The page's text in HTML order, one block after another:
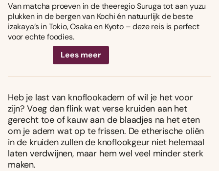
Van matcha proeven in de theeregio Suruga tot aan yuzu
plukken in de bergen van Kochi én natuurlijk de beste
izakaya’s in Tokio, Osaka en Kyoto – deze reis is perfect
voor echte foodies.
Lees meer
Heb je last van knoflookadem of wil je het voor
zijn? Voeg dan flink wat verse kruiden aan het
gerecht toe of kauw aan de blaadjes na het eten
om je adem wat op te frissen. De etherische oliën
in de kruiden zullen de knoflookgeur niet helemaal
laten verdwijnen, maar hem wel veel minder sterk
maken.